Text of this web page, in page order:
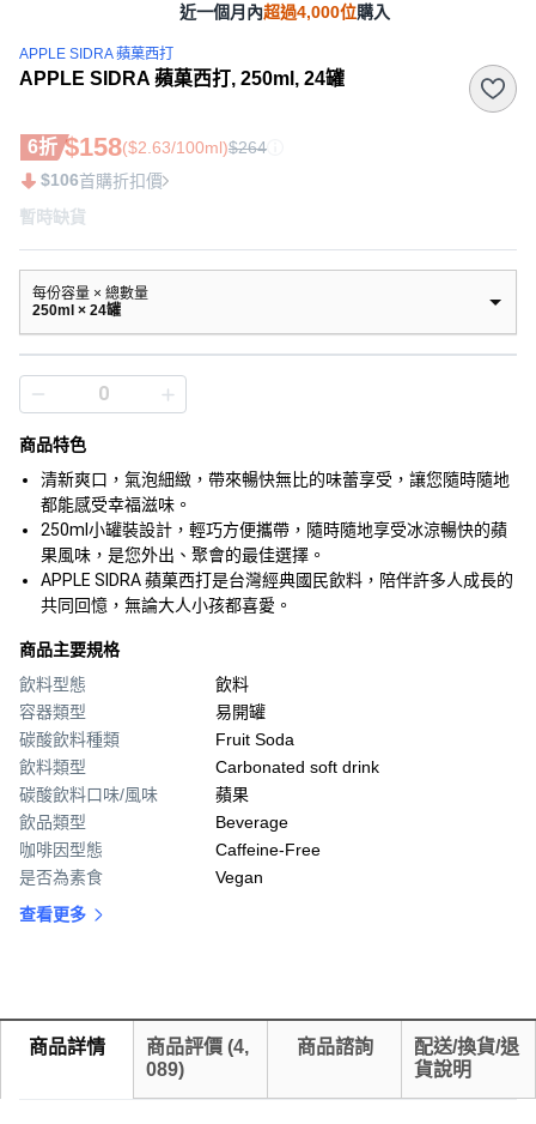
近一個月內超過4,000位購入
APPLE SIDRA 蘋菓西打
APPLE SIDRA 蘋菓西打, 250ml, 24罐
6折 $158($2.63/100ml)$264
$106首購折扣價
暫時缺貨
每份容量 × 總數量
250ml × 24罐
商品特色
清新爽口，氣泡細緻，帶來暢快無比的味蕾享受，讓您隨時隨地
都能感受幸福滋味。
250ml小罐裝設計，輕巧方便攜帶，隨時隨地享受冰涼暢快的蘋
果風味，是您外出、聚會的最佳選擇。
APPLE SIDRA 蘋菓西打是台灣經典國民飲料，陪伴許多人成長的
共同回憶，無論大人小孩都喜愛。
商品主要規格
飲料型態
飲料
容器類型
易開罐
碳酸飲料種類
Fruit Soda
飲料類型
Carbonated soft drink
碳酸飲料口味/風味
蘋果
飲品類型
Beverage
咖啡因型態
Caffeine-Free
是否為素食
Vegan
查看更多
商品詳情 商品評價 (4,
089)
商品諮詢
配送/換貨/退
貨說明